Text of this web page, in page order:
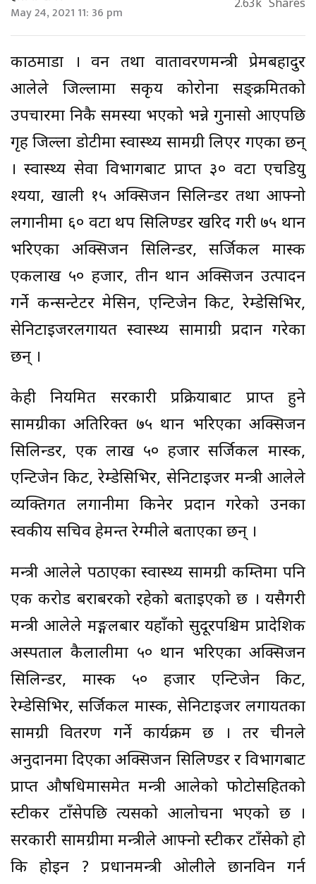
May 24, 2021 11: 36 pm 2.63k Shares
काठमाडौं । वन तथा वातावरणमन्त्री प्रेमबहादुर
आलेले जिल्लामा सकृय कोरोना सङ्क्रमितको
उपचारमा निकै समस्या भएको भन्ने गुनासो आएपछि
गृह जिल्ला डोटीमा स्वास्थ्य सामग्री लिएर गएका छन्
। स्वास्थ्य सेवा विभागबाट प्राप्त ३० वटा एचडियु
श्यया, खाली १५ अक्सिजन सिलिन्डर तथा आफ्नो
लगानीमा ६० वटा थप सिलिण्डर खरिद गरी ७५ थान
भरिएका अक्सिजन सिलिन्डर, सर्जिकल मास्क
एकलाख ५० हजार, तीन थान अक्सिजन उत्पादन
गर्ने कन्सन्टेटर मेसिन, एन्टिजेन किट, रेम्डेसिभिर,
सेनिटाइजरलगायत स्वास्थ्य सामाग्री प्रदान गरेका
छन् ।
केही नियमित सरकारी प्रक्रियाबाट प्राप्त हुने
सामग्रीका अतिरिक्त ७५ थान भरिएका अक्सिजन
सिलिन्डर, एक लाख ५० हजार सर्जिकल मास्क,
एन्टिजेन किट, रेम्डेसिभिर, सेनिटाइजर मन्त्री आलेले
व्यक्तिगत लगानीमा किनेर प्रदान गरेको उनका
स्वकीय सचिव हेमन्त रेग्मीले बताएका छन् ।
मन्त्री आलेले पठाएका स्वास्थ्य सामग्री कम्तिमा पनि
एक करोड बराबरको रहेको बताइएको छ । यसैगरी
मन्त्री आलेले मङ्गलबार यहाँको सुदूरपश्चिम प्रादेशिक
अस्पताल कैलालीमा ५० थान भरिएका अक्सिजन
सिलिन्डर, मास्क ५० हजार एन्टिजेन किट,
रेम्डेसिभिर, सर्जिकल मास्क, सेनिटाइजर लगायतका
सामग्री वितरण गर्ने कार्यक्रम छ । तर चीनले
अनुदानमा दिएका अक्सिजन सिलिण्डर र विभागबाट
प्राप्त औषधिमासमेत मन्त्री आलेको फोटोसहितको
स्टीकर टाँसेपछि त्यसको आलोचना भएको छ ।
सरकारी सामग्रीमा मन्त्रीले आफ्नो स्टीकर टाँसेको हो
कि होइन ? प्रधानमन्त्री ओलीले छानविन गर्न